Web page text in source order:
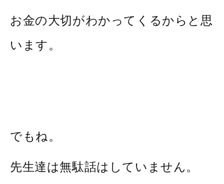
お金の大切がわかってくるからと思
います。
でもね。
先生達は無駄話はしていません。